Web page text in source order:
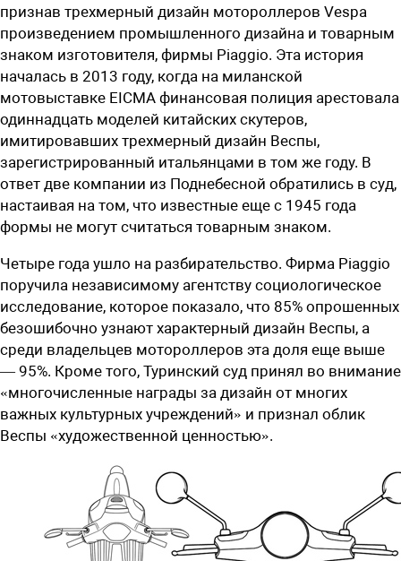
признав трехмерный дизайн мотороллеров Vespa
произведением промышленного дизайна и товарным
знаком изготовителя, фирмы Piaggio. Эта история
началась в 2013 году, когда на миланской
мотовыставке EICMA финансовая полиция арестовала
одиннадцать моделей китайских скутеров,
имитировавших трехмерный дизайн Веспы,
зарегистрированный итальянцами в том же году. В
ответ две компании из Поднебесной обратились в суд,
настаивая на том, что известные еще с 1945 года
формы не могут считаться товарным знаком.
Четыре года ушло на разбирательство. Фирма Piaggio
поручила независимому агентству социологическое
исследование, которое показало, что 85% опрошенных
безошибочно узнают характерный дизайн Веспы, а
среди владельцев мотороллеров эта доля еще выше
— 95%. Кроме того, Туринский суд принял во внимание
«многочисленные награды за дизайн от многих
важных культурных учреждений» и признал облик
Веспы «художественной ценностью».